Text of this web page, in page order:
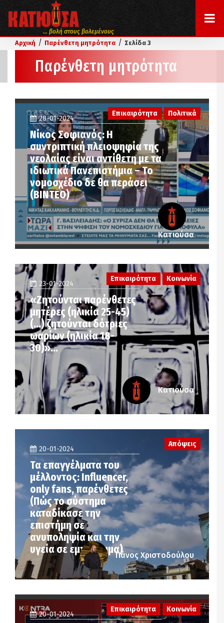
... βολή στους βολεμένους
Αρχική / Παρένθετη μητρότητα / Σελίδα 3
Παρένθετη μητρότητα
Επικαιρότητα Πολιτικά
28-01-2024
Νίκος Σοφιανός: Η
συντριπτική πλειοψηφία της
νεολαίας είναι αντίθετη με τα
ιδιωτικά Πανεπιστήμια – Το
νομοσχέδιο δε θα περάσει
(ΒΙΝΤΕΟ)
Κατιούσα
23-01-2024
«Ζητούνται παρένθετες
μητέρες (ηλικία 25-45)
(…) ζητούνται δότριες
ωαρίων (ηλικία 18-
30)»…
Επικαιρότητα Κοινωνία
Κατιούσα
20-01-2024
Τα επαγγέλματα του
μέλλοντος: Influencer,
only fans, παρένθετες
(Πώς το σύστημα
καταδίκασε την
επιστήμη σε
ανυποληψία και την
υγεία σε εμπόρευμα)
Απόψεις
Πάνος Χριστοδούλου
Επικαιρότητα Κοινωνία
20-01-2024